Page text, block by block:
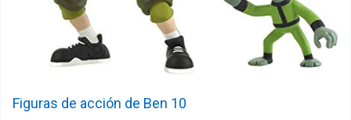
Figuras de acción de Ben 10